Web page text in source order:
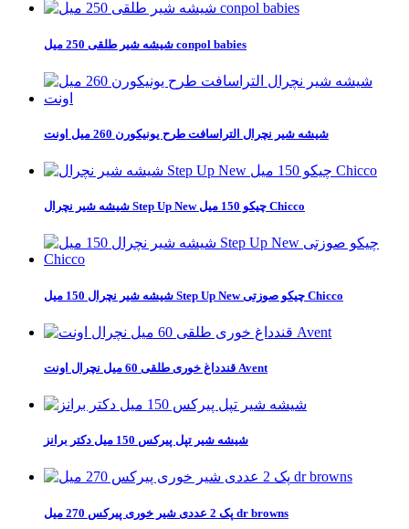
شیشه شیر طلقی 250 میل conpol babies
شیشه شیر نچرال التراسافت طرح یونیکورن 260 میل اونت
شیشه شیر نچرال Step Up New چیکو 150 میل Chicco
شیشه شیر نچرال 150 میل Step Up New چیکو صوزتی Chicco
قندداغ خوری طلقی 60 میل نچرال اونت Avent
شیشه شیر تپل پیرکس 150 میل دکتر برانز
پک 2 عددی شیر خوری پیرکس 270 میل dr browns